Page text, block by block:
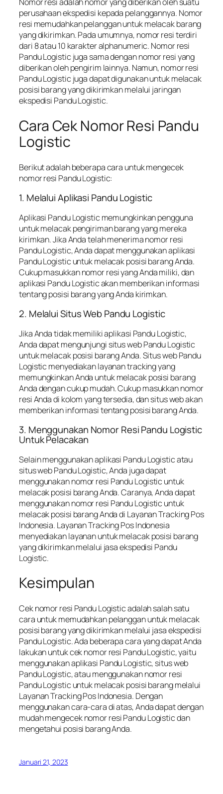
Nomor resi adalah nomor yang diberikan oleh suatu
perusahaan ekspedisi kepada pelanggannya. Nomor
resi memudahkan pelanggan untuk melacak barang
yang dikirimkan. Pada umumnya, nomor resi terdiri
dari 8 atau 10 karakter alphanumeric. Nomor resi
Pandu Logistic juga sama dengan nomor resi yang
diberikan oleh pengirim lainnya. Namun, nomor resi
Pandu Logistic juga dapat digunakan untuk melacak
posisi barang yang dikirimkan melalui jaringan
ekspedisi Pandu Logistic.
Cara Cek Nomor Resi Pandu
Logistic
Berikut adalah beberapa cara untuk mengecek
nomor resi Pandu Logistic:
1. Melalui Aplikasi Pandu Logistic
Aplikasi Pandu Logistic memungkinkan pengguna
untuk melacak pengiriman barang yang mereka
kirimkan. Jika Anda telah menerima nomor resi
Pandu Logistic, Anda dapat menggunakan aplikasi
Pandu Logistic untuk melacak posisi barang Anda.
Cukup masukkan nomor resi yang Anda miliki, dan
aplikasi Pandu Logistic akan memberikan informasi
tentang posisi barang yang Anda kirimkan.
2. Melalui Situs Web Pandu Logistic
Jika Anda tidak memiliki aplikasi Pandu Logistic,
Anda dapat mengunjungi situs web Pandu Logistic
untuk melacak posisi barang Anda. Situs web Pandu
Logistic menyediakan layanan tracking yang
memungkinkan Anda untuk melacak posisi barang
Anda dengan cukup mudah. Cukup masukkan nomor
resi Anda di kolom yang tersedia, dan situs web akan
memberikan informasi tentang posisi barang Anda.
3. Menggunakan Nomor Resi Pandu Logistic
Untuk Pelacakan
Selain menggunakan aplikasi Pandu Logistic atau
situs web Pandu Logistic, Anda juga dapat
menggunakan nomor resi Pandu Logistic untuk
melacak posisi barang Anda. Caranya, Anda dapat
menggunakan nomor resi Pandu Logistic untuk
melacak posisi barang Anda di Layanan Tracking Pos
Indonesia. Layanan Tracking Pos Indonesia
menyediakan layanan untuk melacak posisi barang
yang dikirimkan melalui jasa ekspedisi Pandu
Logistic.
Kesimpulan
Cek nomor resi Pandu Logistic adalah salah satu
cara untuk memudahkan pelanggan untuk melacak
posisi barang yang dikirimkan melalui jasa ekspedisi
Pandu Logistic. Ada beberapa cara yang dapat Anda
lakukan untuk cek nomor resi Pandu Logistic, yaitu
menggunakan aplikasi Pandu Logistic, situs web
Pandu Logistic, atau menggunakan nomor resi
Pandu Logistic untuk melacak posisi barang melalui
Layanan Tracking Pos Indonesia. Dengan
menggunakan cara-cara di atas, Anda dapat dengan
mudah mengecek nomor resi Pandu Logistic dan
mengetahui posisi barang Anda.
Januari 21, 2023